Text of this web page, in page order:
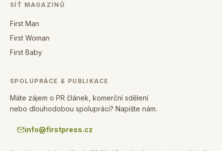
SÍŤ MAGAZÍNŮ
First Man
First Woman
First Baby
SPOLUPRÁCE & PUBLIKACE
Máte zájem o PR článek, komerční sdělení
nebo dlouhodobou spolupráci? Napište nám.
info@firstpress.cz